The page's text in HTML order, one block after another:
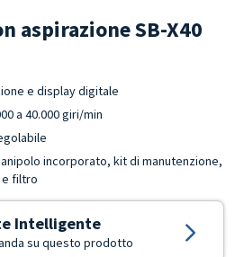
aspirazione SB-X40
e display digitale
a 40.000 giri/min
incorporato, kit di manutenzione,
filtro
Intelligente
su questo prodotto